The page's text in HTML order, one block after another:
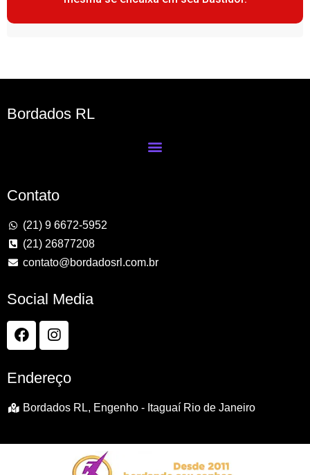
Bordados RL
Contato
(21) 9 6672-5952
(21) 26877208
contato@bordadosrl.com.br
Social Media
Endereço
Bordados RL, Engenho - Itaguaí Rio de Janeiro